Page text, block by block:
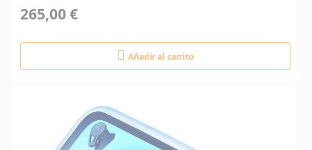
265,00 €
Añadir al carrito